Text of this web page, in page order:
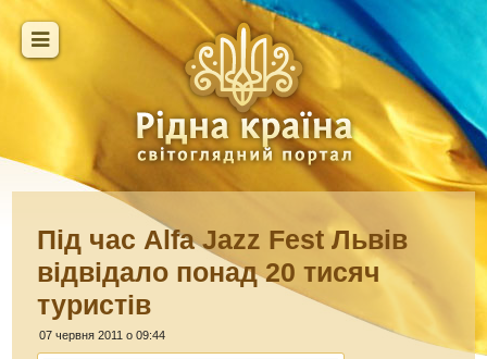
Під час Alfa Jazz Fest Львів
відвідало понад 20 тисяч
туристів
07 червня 2011 о 09:44